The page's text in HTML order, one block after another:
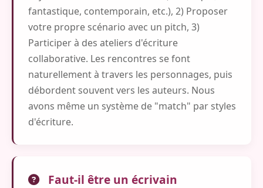
fantastique, contemporain, etc.), 2) Proposer
votre propre scénario avec un pitch, 3)
Participer à des ateliers d'écriture
collaborative. Les rencontres se font
naturellement à travers les personnages, puis
débordent souvent vers les auteurs. Nous
avons même un système de "match" par styles
d'écriture.
Faut-il être un écrivain